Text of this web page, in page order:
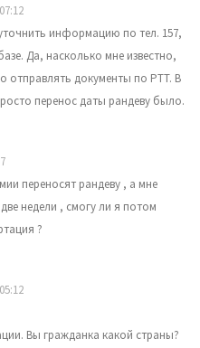
информацию по тел. 157,
Да, насколько мне известно,
отправлять документы по PTT. В
перенос даты рандеву было.
переносят рандеву , а мне
недели , смогу ли я потом
?
Вы гражданка какой страны?